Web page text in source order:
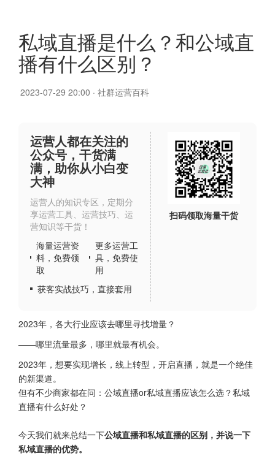
私域直播是什么？和公域直
播有什么区别？
2023-07-29 20:00 · 社群运营百科
运营人都在关注的
公众号，干货满
满，助你从小白变
大神
运营人的知识专区，定期分
享运营工具、运营技巧、运
营知识等干货！
海量运营资
料，免费领
取
更多运营工
具，免费使
用
获客实战技巧，直接套用
扫码领取海量干货
2023年，各大行业应该去哪里寻找增量？
——哪里流量最多，哪里就最有机会。
2023年，想要实现增长，线上转型，开启直播，就是一个绝佳
的新渠道。
但有不少商家都在问：公域直播or私域直播应该怎么选？私域
直播有什么好处？
今天我们就来总结一下公域直播和私域直播的区别，并说一下
私域直播的优势。